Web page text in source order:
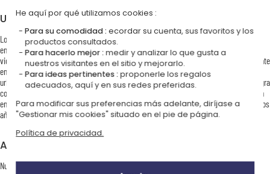
Un encendedor de tormenta fiable y duradero
Lo que hace la reputación del Zippo es, ante todo, su fiabilidad. A diferencia de los
encendedores desechables, el Zippo es recargable y está diseñado para durar toda la
vida. Su mecanismo único, pensado para resistir al viento, garantiza una llama constante
en cualquier condición exterior. Ya sea en una excursión, al aire libre o en un entorno
urbano, el Zippo seguirá siendo un compañero fiel. Es uno de los pocos objetos que logra
combinar estética y funcionalidad con tanto éxito. Su solidez y longevidad lo convierten
en la elección ideal para quienes buscan un encendedor duradero, capaz de atravesar los
años sin perder su carácter.
Acabados variados para un estilo personalizado
Nuestros Zippo personalizados están disponibles en una amplia gama de acabados,
He aquí por qué utilizamos cookies :
Para su comodidad : ecordar su cuenta, sus favoritos y los
productos consultados.
Para hacerlo mejor :medir y analizar lo que gusta a
nuestros visitantes en el sitio y mejorarlo.
Para ideas pertinentes :proponerle los regalos
adecuados, aquí y en sus redes preferidas.
Para modificar sus preferencias más adelante, diríjase a
"Gestionar mis cookies" situado en el pie de página.
Política de privacidad.